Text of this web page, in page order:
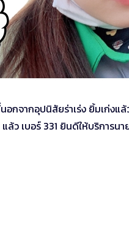
อกจากอุปนิสัยร่าเร่ง ยิ้มเก่งแ
ว เบอร์ 331 ยินดีให้บริการนา